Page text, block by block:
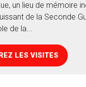
un lieu de mémoire
de la Seconde
de la...
LES VISITES